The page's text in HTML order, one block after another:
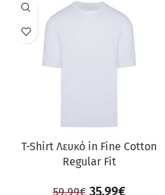
ΠΡΟΣΦΟΡΆ
T-Shirt Λευκό in Fine Cotton
Regular Fit
59.99€ 35.99€